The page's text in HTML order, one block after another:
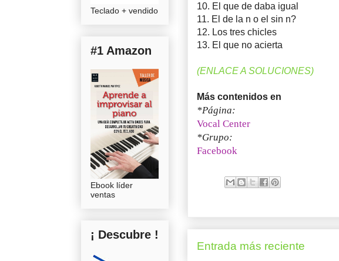
10. El que de daba igual
11. El de la n o el sin n?
12. Los tres chicles
13. El que no acierta
(ENLACE A SOLUCIONES)
Más contenidos en
*Página:
Vocal Center
*Grupo:
Facebook
Entrada más reciente
Teclado + vendido
#1 Amazon
Ebook líder
ventas
¡ Descubre !